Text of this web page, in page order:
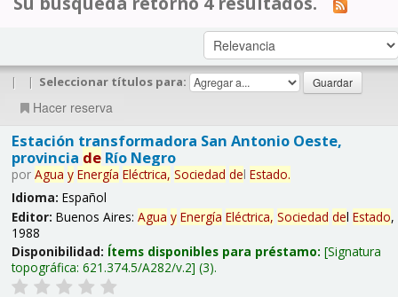
| | Seleccionar títulos para:
Hacer reserva
Estación transformadora San Antonio Oeste,
provincia deRío Negro
por Agua y Energía Eléctrica, Sociedad del Estado.
Idioma: Español
Editor: Buenos Aires: Agua y Energía Eléctrica, Sociedad del Estado,
1988
Disponibilidad: Ítems disponibles para préstamo: Signatura
topográfica: 621.374.5/A282/v.2 (3).